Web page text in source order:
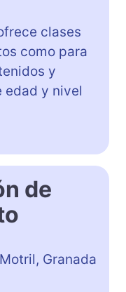
clases
como para
y
edad y nivel
de
Granada